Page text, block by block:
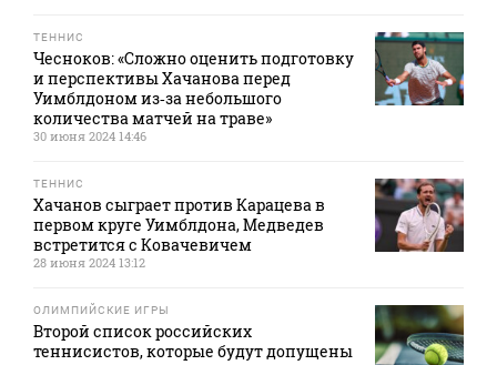
ТЕННИС
Чесноков: «Сложно оценить подготовку
и перспективы Хачанова перед
Уимблдоном из‑за небольшого
количества матчей на траве»
30 июня 2024 14:46
ТЕННИС
Хачанов сыграет против Карацева в
первом круге Уимблдона, Медведев
встретится с Ковачевичем
28 июня 2024 13:12
ОЛИМПИЙСКИЕ ИГРЫ
Второй список российских
теннисистов, которые будут допущены